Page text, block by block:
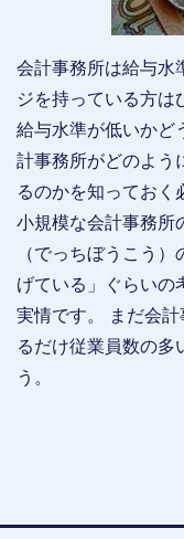
会計事務所は給与
ジを持っている方は
給与水準が低いかど
計事務所がどのよう
るのかを知っておく
小規模な会計事務所
（でっちぼうこう
げている」ぐらいの
実情です。 まだ会
るだけ従業員数の多
う。